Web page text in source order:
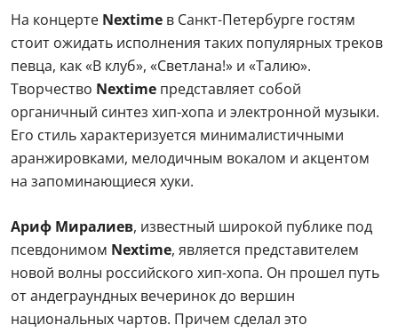
На концерте Nextime в Санкт-Петербурге гостям
стоит ожидать исполнения таких популярных треков
певца, как «В клуб», «Светлана!» и «Талию».
Творчество Nextime представляет собой
органичный синтез хип-хопа и электронной музыки.
Его стиль характеризуется минималистичными
аранжировками, мелодичным вокалом и акцентом
на запоминающиеся хуки.
Ариф Миралиев, известный широкой публике под
псевдонимом Nextime, является представителем
новой волны российского хип-хопа. Он прошел путь
от андеграундных вечеринок до вершин
национальных чартов. Причем сделал это